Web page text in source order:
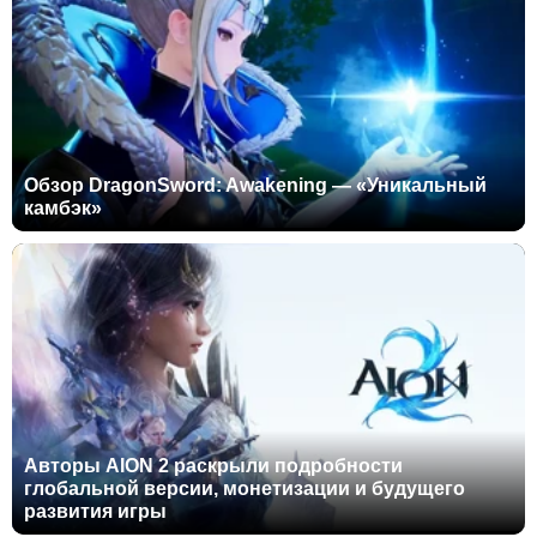
Обзор DragonSword: Awakening — «Уникальный
камбэк»
Авторы AION 2 раскрыли подробности
глобальной версии, монетизации и будущего
развития игры